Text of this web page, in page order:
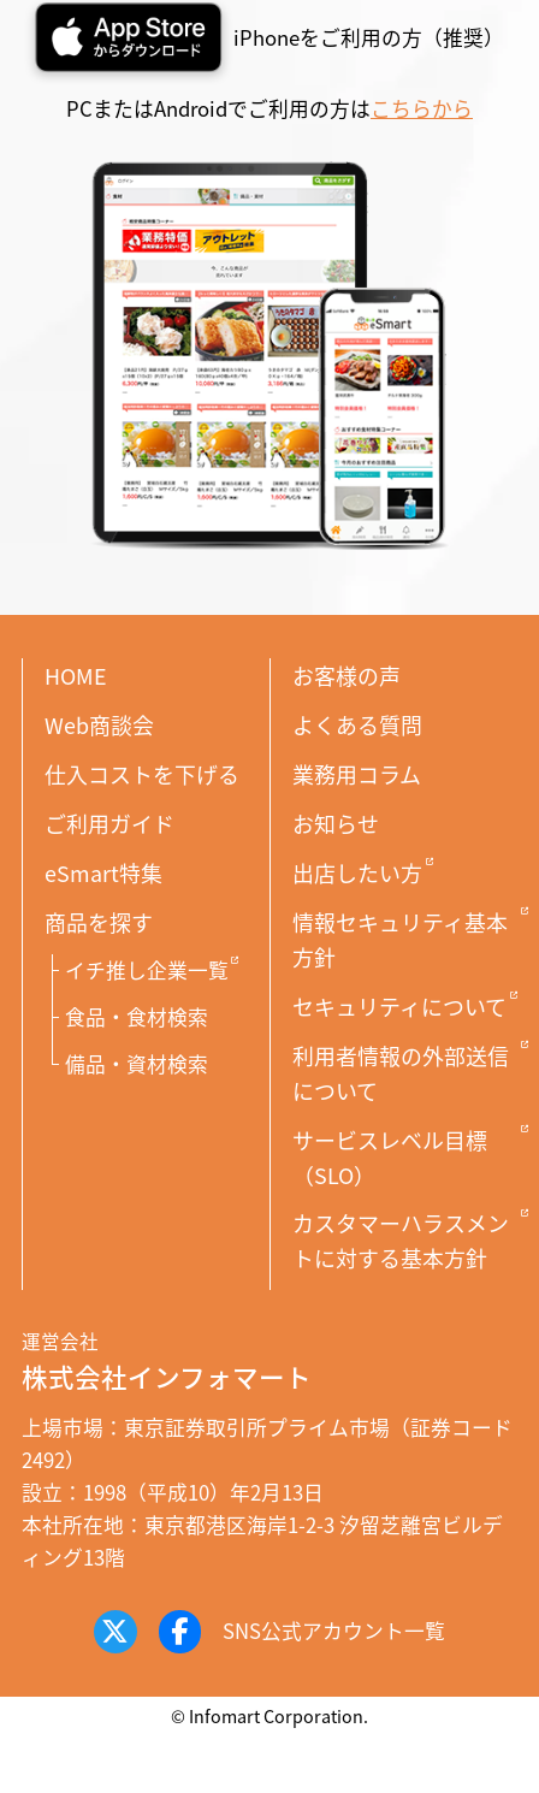
iPhoneをご利用の方（推奨）
PCまたはAndroidでご利用の方はこちらから
HOME
Web商談会
仕入コストを下げる
ご利用ガイド
eSmart特集
商品を探す
イチ推し企業一覧
食品・食材検索
備品・資材検索
お客様の声
よくある質問
業務用コラム
お知らせ
出店したい方
情報セキュリティ基本
方針
セキュリティについて
利用者情報の外部送信
について
サービスレベル目標
（SLO）
カスタマーハラスメン
トに対する基本方針
運営会社
株式会社インフォマート
上場市場：東京証券取引所プライム市場（証券コード
2492）
設立：1998（平成10）年2月13日
本社所在地：東京都港区海岸1-2-3 汐留芝離宮ビルデ
ィング13階
SNS公式アカウント一覧
© Infomart Corporation.